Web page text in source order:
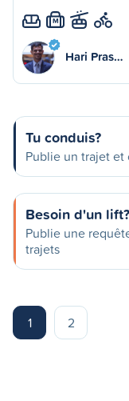
M
Hari Pras…
Tu conduis?
Publie un trajet
Besoin d'un lift?
Publie une
trajets
1 2